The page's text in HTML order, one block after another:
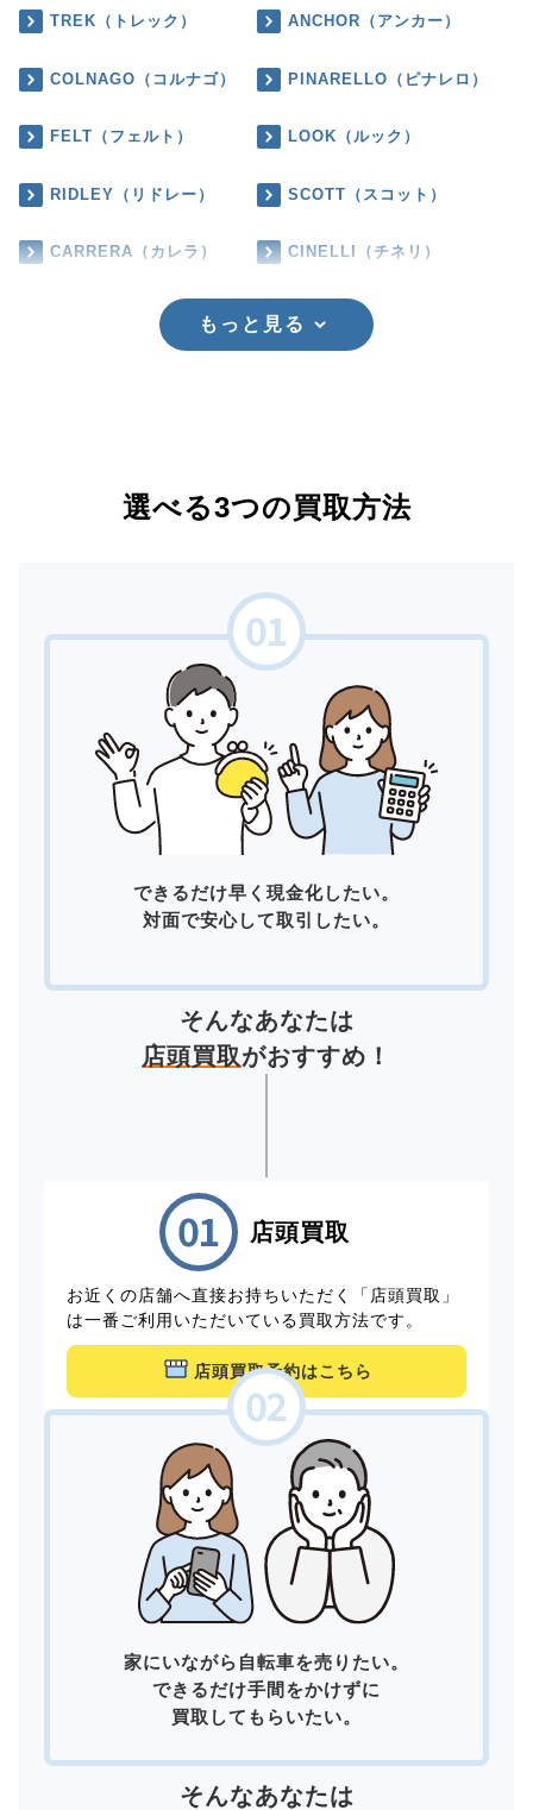
TREK（トレック） ANCHOR（アンカー）
COLNAGO（コルナゴ） PINARELLO（ピナレロ）
FELT（フェルト） LOOK（ルック）
RIDLEY（リドレー） SCOTT（スコット）
CARRERA（カレラ） CINELLI（チネリ）
もっと見る
選べる3つの買取方法
できるだけ早く現金化したい。
対面で安心して取引したい。
そんなあなたは
店頭買取がおすすめ！
店頭買取
お近くの店舗へ直接お持ちいただく「店頭買取」
は一番ご利用いただいている買取方法です。
店頭買取予約はこちら
家にいながら自転車を売りたい。
できるだけ手間をかけずに
買取してもらいたい。
そんなあなたは